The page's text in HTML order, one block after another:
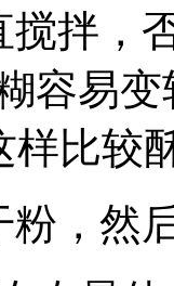
搅拌，
容易
样比较
粉，然